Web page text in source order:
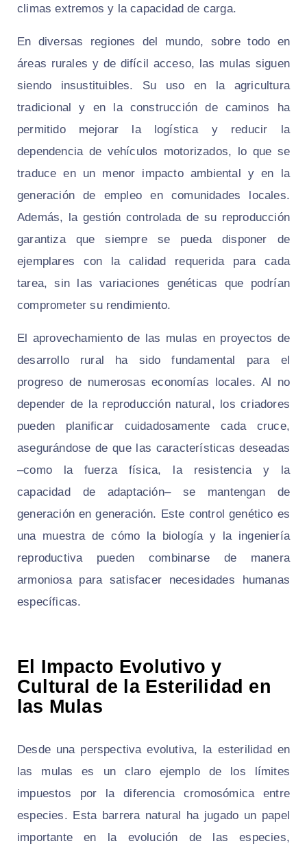
climas extremos y la capacidad de carga.
En diversas regiones del mundo, sobre todo en
áreas rurales y de difícil acceso, las mulas siguen
siendo insustituibles. Su uso en la agricultura
tradicional y en la construcción de caminos ha
permitido mejorar la logística y reducir la
dependencia de vehículos motorizados, lo que se
traduce en un menor impacto ambiental y en la
generación de empleo en comunidades locales.
Además, la gestión controlada de su reproducción
garantiza que siempre se pueda disponer de
ejemplares con la calidad requerida para cada
tarea, sin las variaciones genéticas que podrían
comprometer su rendimiento.
El aprovechamiento de las mulas en proyectos de
desarrollo rural ha sido fundamental para el
progreso de numerosas economías locales. Al no
depender de la reproducción natural, los criadores
pueden planificar cuidadosamente cada cruce,
asegurándose de que las características deseadas
–como la fuerza física, la resistencia y la
capacidad de adaptación– se mantengan de
generación en generación. Este control genético es
una muestra de cómo la biología y la ingeniería
reproductiva pueden combinarse de manera
armoniosa para satisfacer necesidades humanas
específicas.
El Impacto Evolutivo y
Cultural de la Esterilidad en
las Mulas
Desde una perspectiva evolutiva, la esterilidad en
las mulas es un claro ejemplo de los límites
impuestos por la diferencia cromosómica entre
especies. Esta barrera natural ha jugado un papel
importante en la evolución de las especies,